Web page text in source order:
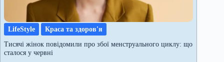
LifeStyle
Краса та здоров'я
Тисячі жінок повідомили про збої менструального циклу: що
сталося у червні